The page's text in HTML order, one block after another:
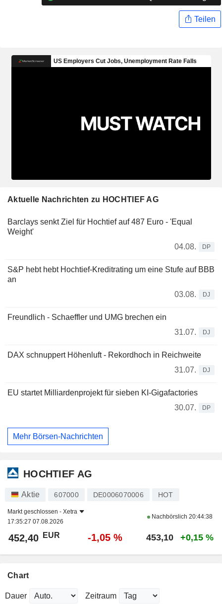
Teilen
Aktuelle Nachrichten zu HOCHTIEF AG
Barclays senkt Ziel für Hochtief auf 487 Euro - 'Equal
Weight'
04.08.
DP
S&P hebt hebt Hochtief-Kreditrating um eine Stufe auf BBB
an
03.08.
DJ
Freundlich - Schaeffler und UMG brechen ein
31.07.
DJ
DAX schnuppert Höhenluft - Rekordhoch in Reichweite
31.07.
DJ
EU startet Milliardenprojekt für sieben KI-Gigafactories
30.07.
DP
Mehr Börsen-Nachrichten
HOCHTIEF AG
Aktie 607000 DE0006070006 HOT
Markt geschlossen - Xetra
17:35:27 07.08.2026
Nachbörslich 20:44:38
452,40 EUR -1,05 % 453,10 +0,15 %
Chart
Dauer Zeitraum